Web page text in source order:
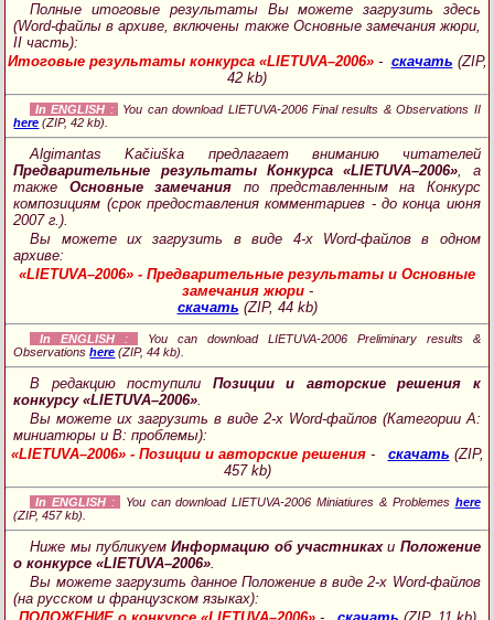
Полные итоговые результаты Вы можете загрузить здесь
(Word-файлы в архиве, включены также Основные замечания жюри,
II часть):
Итоговые результаты конкурса «LIETUVA–2006»- скачать (ZIP,
42 kb)
In ENGLISH :
You can download LIETUVA-2006 Final results & Observations II
here (ZIP, 42 kb).
Algimantas Kačiuška предлагает вниманию читателей
Предварительные результаты Конкурса «LIETUVA–2006», а
также Основные замечания по представленным на Конкурс
композициям (срок предоставления комментариев - до конца июня
2007 г.).
Вы можете их загрузить в виде 4-х Word-файлов в одном
архиве:
«LIETUVA–2006» - Предварительные результаты и Основные
замечания жюри-
скачать (ZIP, 44 kb)
In ENGLISH :
You can download LIETUVA-2006 Preliminary results &
Observationshere (ZIP, 44 kb).
В редакцию поступили Позиции и авторские решения к
конкурсу «LIETUVA–2006».
Вы можете их загрузить в виде 2-х Word-файлов (Категории A:
миниатюры и B: проблемы):
«LIETUVA–2006» - Позиции и авторские решения- скачать (ZIP,
457 kb)
In ENGLISH : You can download LIETUVA-2006 Miniatiures & Problemes here
(ZIP, 457 kb).
Ниже мы публикуемИнформацию об участникахи Положение
о конкурсе «LIETUVA–2006».
Вы можете загрузить данное Положение в виде 2-х Word-файлов
(на русском и французском языках):